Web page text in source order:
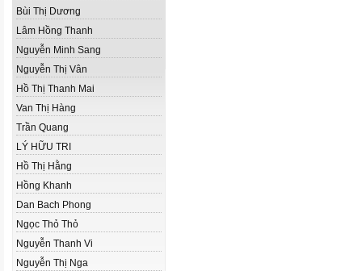
Bùi Thị Dương
Lâm Hồng Thanh
Nguyễn Minh Sang
Nguyễn Thị Vân
Hồ Thị Thanh Mai
Van Thị Hàng
Trần Quang
LÝ HỮU TRI
Hồ Thị Hằng
Hồng Khanh
Dan Bach Phong
Ngọc Thỏ Thỏ
Nguyễn Thanh Vi
Nguyễn Thị Nga